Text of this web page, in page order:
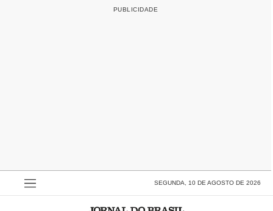
SEGUNDA, 10 DE AGOSTO DE 2026